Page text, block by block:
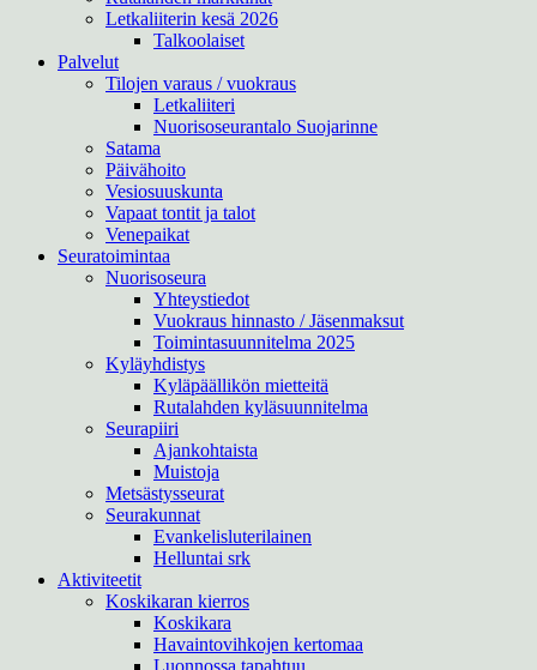
Letkaliiterin kesä 2026
Talkoolaiset
Palvelut
Tilojen varaus / vuokraus
Letkaliiteri
Nuorisoseurantalo Suojarinne
Satama
Päivähoito
Vesiosuuskunta
Vapaat tontit ja talot
Venepaikat
Seuratoimintaa
Nuorisoseura
Yhteystiedot
Vuokraus hinnasto / Jäsenmaksut
Toimintasuunnitelma 2025
Kyläyhdistys
Kyläpäällikön mietteitä
Rutalahden kyläsuunnitelma
Seurapiiri
Ajankohtaista
Muistoja
Metsästysseurat
Seurakunnat
Evankelisluterilainen
Helluntai srk
Aktiviteetit
Koskikaran kierros
Koskikara
Havaintovihkojen kertomaa
Luonnossa tapahtuu